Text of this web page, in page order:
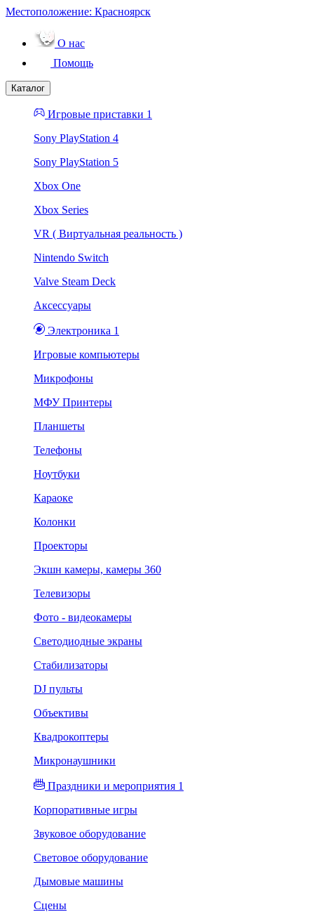
Местоположение: Красноярск
О нас
Помощь
Каталог
Игровые приставки 1
Sony PlayStation 4
Sony PlayStation 5
Xbox One
Xbox Series
VR ( Виртуальная реальность )
Nintendo Switch
Valve Steam Deck
Аксессуары
Электроника 1
Игровые компьютеры
Микрофоны
МФУ Принтеры
Планшеты
Телефоны
Ноутбуки
Караоке
Колонки
Проекторы
Экшн камеры, камеры 360
Телевизоры
Фото - видеокамеры
Светодиодные экраны
Стабилизаторы
DJ пульты
Объективы
Квадрокоптеры
Микронаушники
Праздники и мероприятия 1
Корпоративные игры
Звуковое оборудование
Световое оборудование
Дымовые машины
Сцены